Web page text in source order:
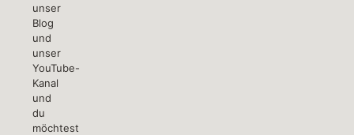
unser
Blog
und
unser
YouTube-
Kanal
und
du
möchtest